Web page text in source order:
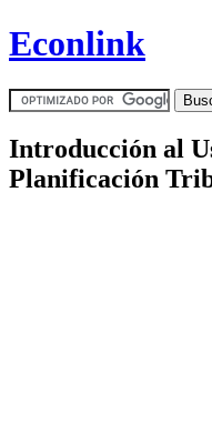
Pasar al contenido principal
Econlink
Introducción al
Planificación